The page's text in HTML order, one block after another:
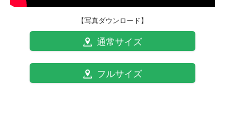
【写真ダウンロード】
通常サイズ
フルサイズ